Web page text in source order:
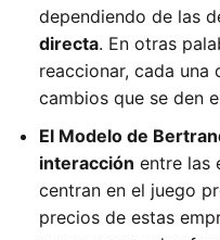
dependiendo de las
directa. En otras
reaccionar, cada una
cambios que se den
El Modelo de
interacción entre las
centran en el juego
precios de estas